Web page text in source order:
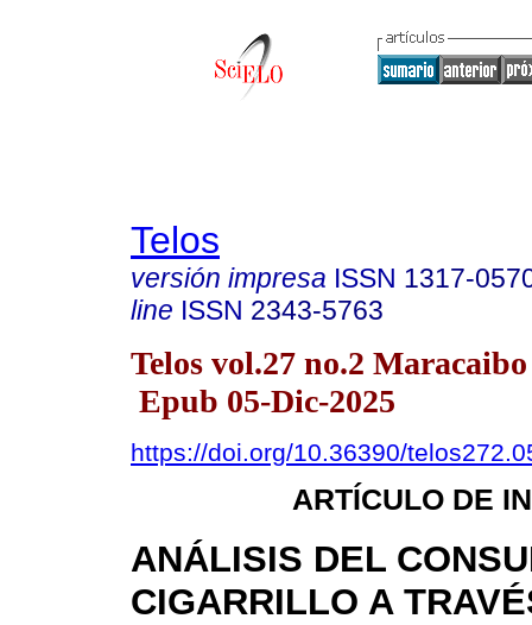
Telos
versión impresa ISSN 1317-
line ISSN 2343-5763
Telos vol.27 no.2 Maracaibo
Epub 05-Dic-2025
https://doi.org/10.36390/
ARTÍCULO DE
ANÁLISIS DEL
CIGARRILLO A